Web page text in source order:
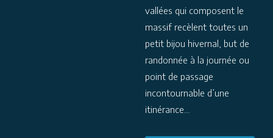
vallées qui composent le
massif recèlent toutes un
petit bijou hivernal, but de
randonnée à la journée ou
point de passage
incontournable d’une
itinérance…